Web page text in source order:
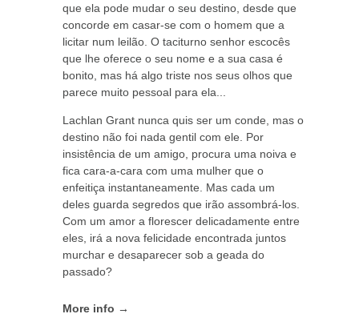
que ela pode mudar o seu destino, desde que
concorde em casar-se com o homem que a
licitar num leilão. O taciturno senhor escocês
que lhe oferece o seu nome e a sua casa é
bonito, mas há algo triste nos seus olhos que
parece muito pessoal para ela...
Lachlan Grant nunca quis ser um conde, mas o
destino não foi nada gentil com ele. Por
insistência de um amigo, procura uma noiva e
fica cara-a-cara com uma mulher que o
enfeitiça instantaneamente. Mas cada um
deles guarda segredos que irão assombrá-los.
Com um amor a florescer delicadamente entre
eles, irá a nova felicidade encontrada juntos
murchar e desaparecer sob a geada do
passado?
More info →